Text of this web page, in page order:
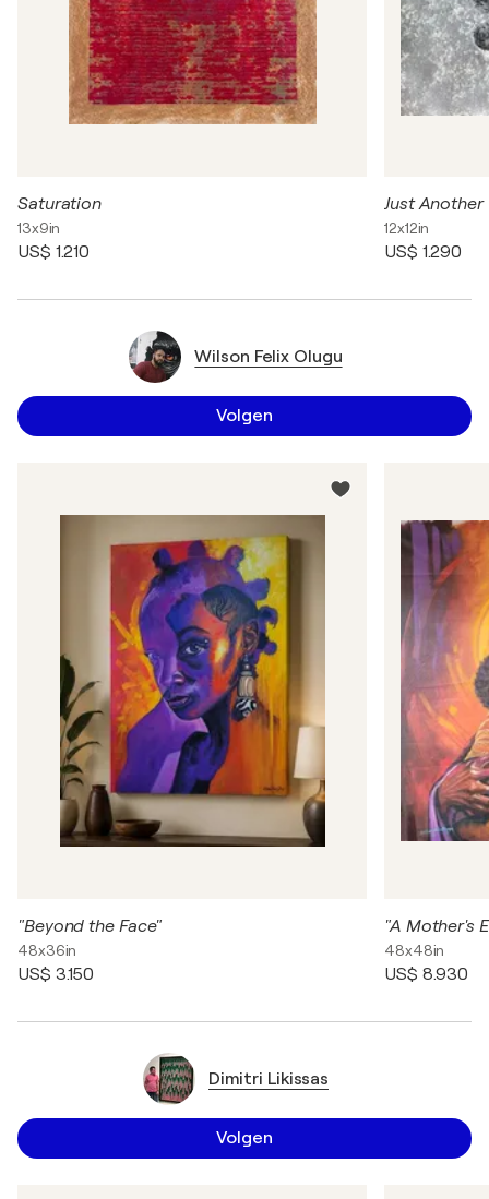
Saturation
13x9in
US$ 1.210
Just Another
12x12in
US$ 1.290
Wilson Felix Olugu
Volgen
"Beyond the Face"
48x36in
US$ 3.150
"A Mother's
48x48in
US$ 8.930
Dimitri Likissas
Volgen